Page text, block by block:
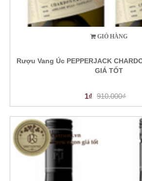
GIỎ HÀNG
Rượu Vang Úc PEPPERJACK
GIÁ TỐT
1₫ 910.000₫